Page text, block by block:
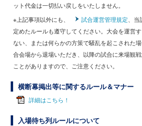
ット代金は一切払い戻しをいたしません。
※上記事項以外にも、
試合運営管理規定 、
定めたルールも遵守してください。大会を運営
ない、または何らかの方策で騒乱を起こされた
合会場から退場いただき、以降の試合に来場観
ことがありますので、ご注意ください。
横断幕掲出等に関するルール＆マナー
詳細はこちら！
入場待ち列ルールについて